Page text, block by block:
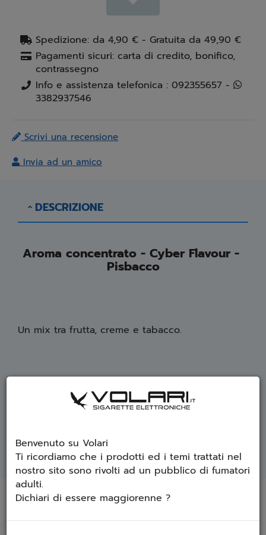
Spedizione: da 4,90 € - Gratuita da 49,90 €
Pagamenti sicuri: carta di credito, bonifico,
contrassegno
Info e assistenza telefonica : 092355657 -
3382937546
Scrivi una recensione
Invia ad un amico
DESCRIZIONE
Aroma concentrato - Cyber Flavour -
Pisbacco
Un mix tra frutta, creme e tabacco.
svapabile da solo.
Prodotti che ti potrebbero interessare
Benvenuto su Volari
Ti ricordiamo che i prodotti ed i temi trattati nel
nostro sito sono rivolti ad un pubblico di fumatori
adulti.
Dichiari di essere maggiorenne ?